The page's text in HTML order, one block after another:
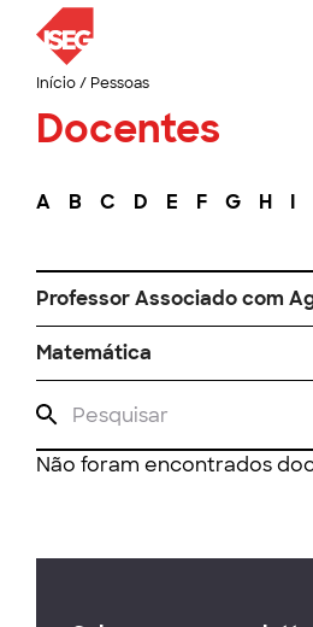
Início/ Pessoas
Docentes
A B C D E F G H I
Professor Associado com
Matemática
Não foram encontrados